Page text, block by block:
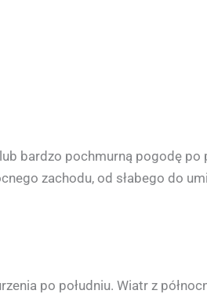
bardzo pochmurną pogodę po
zachodu, od słabego do
po południu. Wiatr z